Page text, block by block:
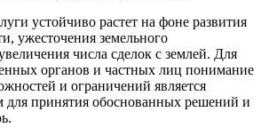
устойчиво растет на фоне развития
ужесточения земельного
числа сделок с землей. Для
органов и частных лиц понимание
и ограничений является
принятия обоснованных решений и